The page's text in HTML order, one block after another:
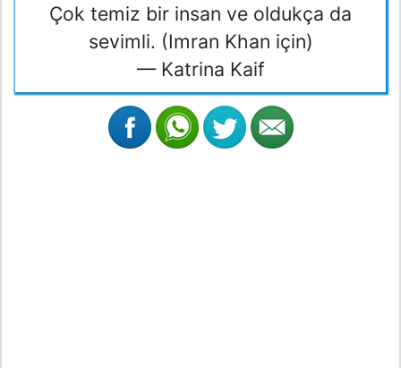
Çok temiz bir insan ve oldukça da
sevimli. (Imran Khan için)
— Katrina Kaif